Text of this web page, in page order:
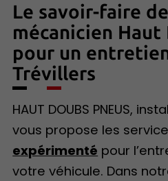
Le savoir-faire
mécanicien Haut
pour un
Trévillers
HAUT DOUBS PNEUS,
vous propose les
expérimenté pour
votre véhicule. Dans